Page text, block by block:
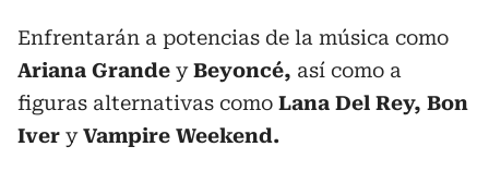
Enfrentarán a potencias de la música como
Ariana Grande yBeyoncé, así como a
figuras alternativas como Lana Del Rey, Bon
Iver yVampire Weekend.